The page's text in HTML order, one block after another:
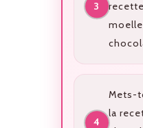
Mets-
la